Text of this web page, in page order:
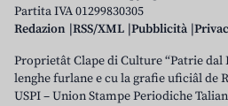
Partita IVA 01299830305
Redazion RSS/XML Pubblicità
Proprietât Clape di Culture “Patrie
lenghe furlane e cu la grafie uficiâl de
USPI – Union Stampe Periodiche